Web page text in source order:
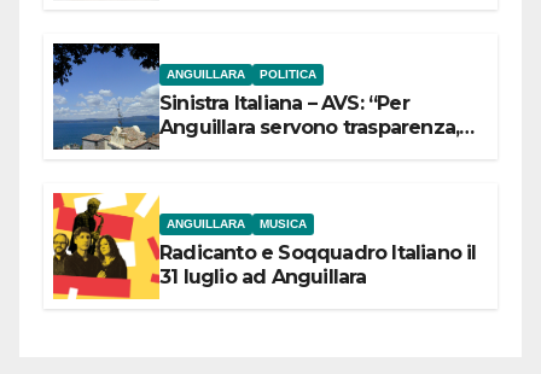
ANGUILLARA POLITICA
Sinistra Italiana – AVS: “Per
Anguillara servono trasparenza,
ANGUILLARA MUSICA
Radicanto e Soqquadro Italiano il
31 luglio ad Anguillara